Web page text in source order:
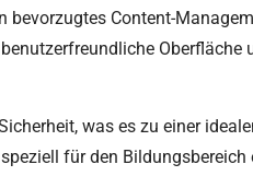
Content-
was es zu einer
für den